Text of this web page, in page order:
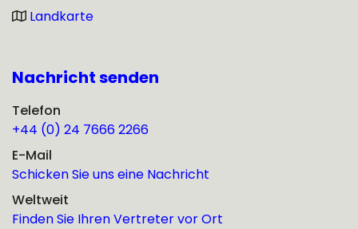
Landkarte
Nachricht senden
Telefon
+44 (0) 24 7666 2266
E-Mail
Schicken Sie uns eine Nachricht
Weltweit
Finden Sie Ihren Vertreter vor Ort